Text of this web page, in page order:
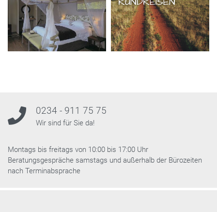
0234 - 911 75 75
Wir sind für Sie da!
Montags bis freitags von 10:00 bis 17:00 Uhr
Beratungsgespräche samstags und außerhalb der Bürozeiten
nach Terminabsprache